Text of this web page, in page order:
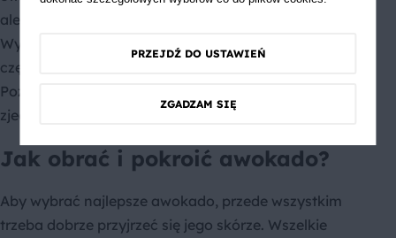
ale delikatnie wydrąż gniazdo z nasionami.
Wydrążone połówki możesz przekroić na mniejsze
części, aby łatwiej było je obrać ze skóry.
Pozbawiony nasion i skóry melon jest gotowy do
zjedzenia.
Jak obrać i pokroić awokado?
Aby wybrać najlepsze awokado, przede wszystkim
trzeba dobrze przyjrzeć się jego skórze. Wszelkie
PRZEJDŹ DO USTAWIEŃ
ZGADZAM SIĘ